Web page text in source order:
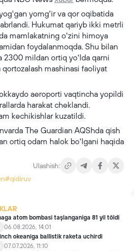
yomgʻir va qor oqibatida
Hukumat qariyb ikki metrli
mamlakatning oʻzini himoya
foydalanmoqda. Shu bilan
2300 mildan ortiq yoʻlda qarni
mashinasi faoliyat
aeroporti vaqtincha yopildi
harakat cheklandi.
kechikishlar kuzatildi.
The Guardian AQShda qish
ortiq odam halok boʻlgani haqida
Ulashish:
#qidiruv
atom bombasi taşlanganiga 81 yil töldi
06.08.2026, 14:01
okeaniga ballistik raketa uchirdi
07.07.2026, 11:10